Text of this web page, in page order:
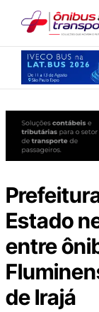
conteúdo
Estado
entre
de Irajá